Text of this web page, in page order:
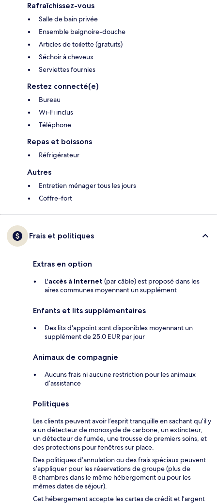
Rafraîchissez-vous
Salle de bain privée
Ensemble baignoire-douche
Articles de toilette (gratuits)
Séchoir à cheveux
Serviettes fournies
Restez connecté(e)
Bureau
Wi-Fi inclus
Téléphone
Repas et boissons
Réfrigérateur
Autres
Entretien ménager tous les jours
Coffre-fort
Frais et politiques
Extras en option
L'accès à Internet (par câble) est proposé dans les
aires communes moyennant un supplément
Enfants et lits supplémentaires
Des lits d'appoint sont disponibles moyennant un
supplément de 25.0 EUR par jour
Animaux de compagnie
Aucuns frais ni aucune restriction pour les animaux
d’assistance
Politiques
Les clients peuvent avoir l’esprit tranquille en sachant qu’il y
a un détecteur de monoxyde de carbone, un extincteur,
un détecteur de fumée, une trousse de premiers soins, et
des protections pour fenêtres sur place.
Des politiques d’annulation ou des frais spéciaux peuvent
s’appliquer pour les réservations de groupe (plus de
8 chambres dans le même hébergement ou pour les
mêmes dates de séjour).
Cet hébergement accepte les cartes de crédit et l’argent